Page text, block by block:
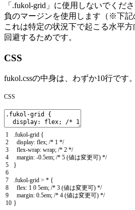
「.fukol-grid」に使用しないでくだ
負のマージンを使用します（※下記
これは特定の状況下で起こる水平
回避するためです。
CSS
fukol.cssの中身は、わずか10行です。
CSS
1
2
3
4
5
6
7
8
9
10
.fukol-grid {
display: flex; /* 1 */
flex-wrap: wrap; /* 2 */
margin: -0.5em; /* 5 (値は変更可) */
}
.fukol-grid > * {
flex: 1 0 5em; /* 3 (値は変更可) */
margin: 0.5em; /* 4 (値は変更可) */
}